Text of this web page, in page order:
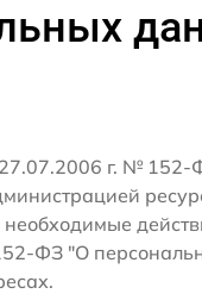
г. №
ФЗ "О